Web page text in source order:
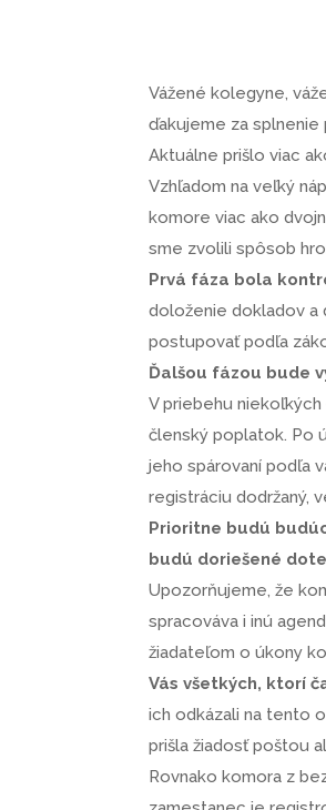
Vážené kolegyne,
ďakujeme za splnenie
Aktuálne prišlo viac
Vzhľadom na veľký
komore viac ako
sme zvolili spôsob
Prvá fáza bola
doloženie dokladov a
postupovať podľa
Ďalšou fázou bude
V priebehu
členský poplatok. Po
jeho spárovaní podľa
registráciu dodržaný,
Prioritne budú
budú doriešené
Upozorňujeme, že
spracováva i inú
žiadateľom o úkony
Vás všetkých, ktorí
ich odkázali na tento
prišla žiadosť poštou
Rovnako komora z